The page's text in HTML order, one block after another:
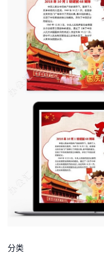
分类